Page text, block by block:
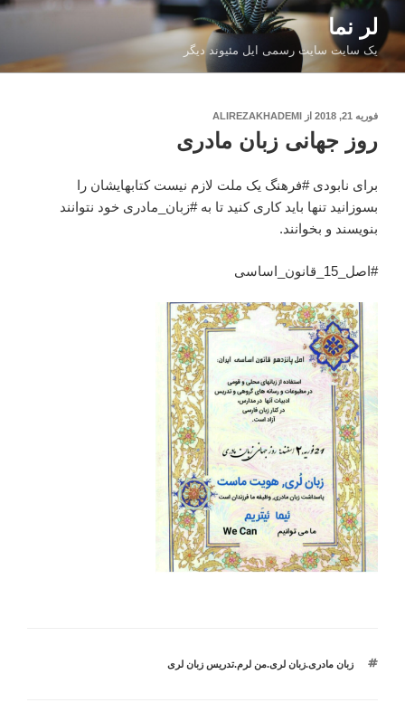
رفتن
به
محتوا
لر نما
یک سایت سایت رسمی ایل مئیوند دیگر
نوشته‌شده
فوریه 21, 2018 از ALIREZAKHADEMI
روز جهانی زبان مادری
برای نابودی #فرهنگ یک ملت لازم نیست کتابهایشان را
بسوزانید تنها باید کاری کنید تا به #زبان_مادری خود نتوانند
بنویسند و بخوانند.
#اصل_15_قانون_اساسی
برچسب‌ها
زبان مادری.زبان لری.من لرم.تدریس زبان لری